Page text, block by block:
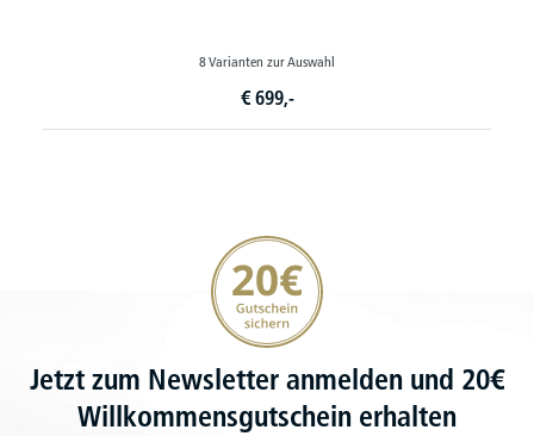
8 Varianten zur Auswahl
€ 699,-
20€ Gutschein sichern
Jetzt zum Newsletter anmelden und 20€
Willkommensgutschein erhalten